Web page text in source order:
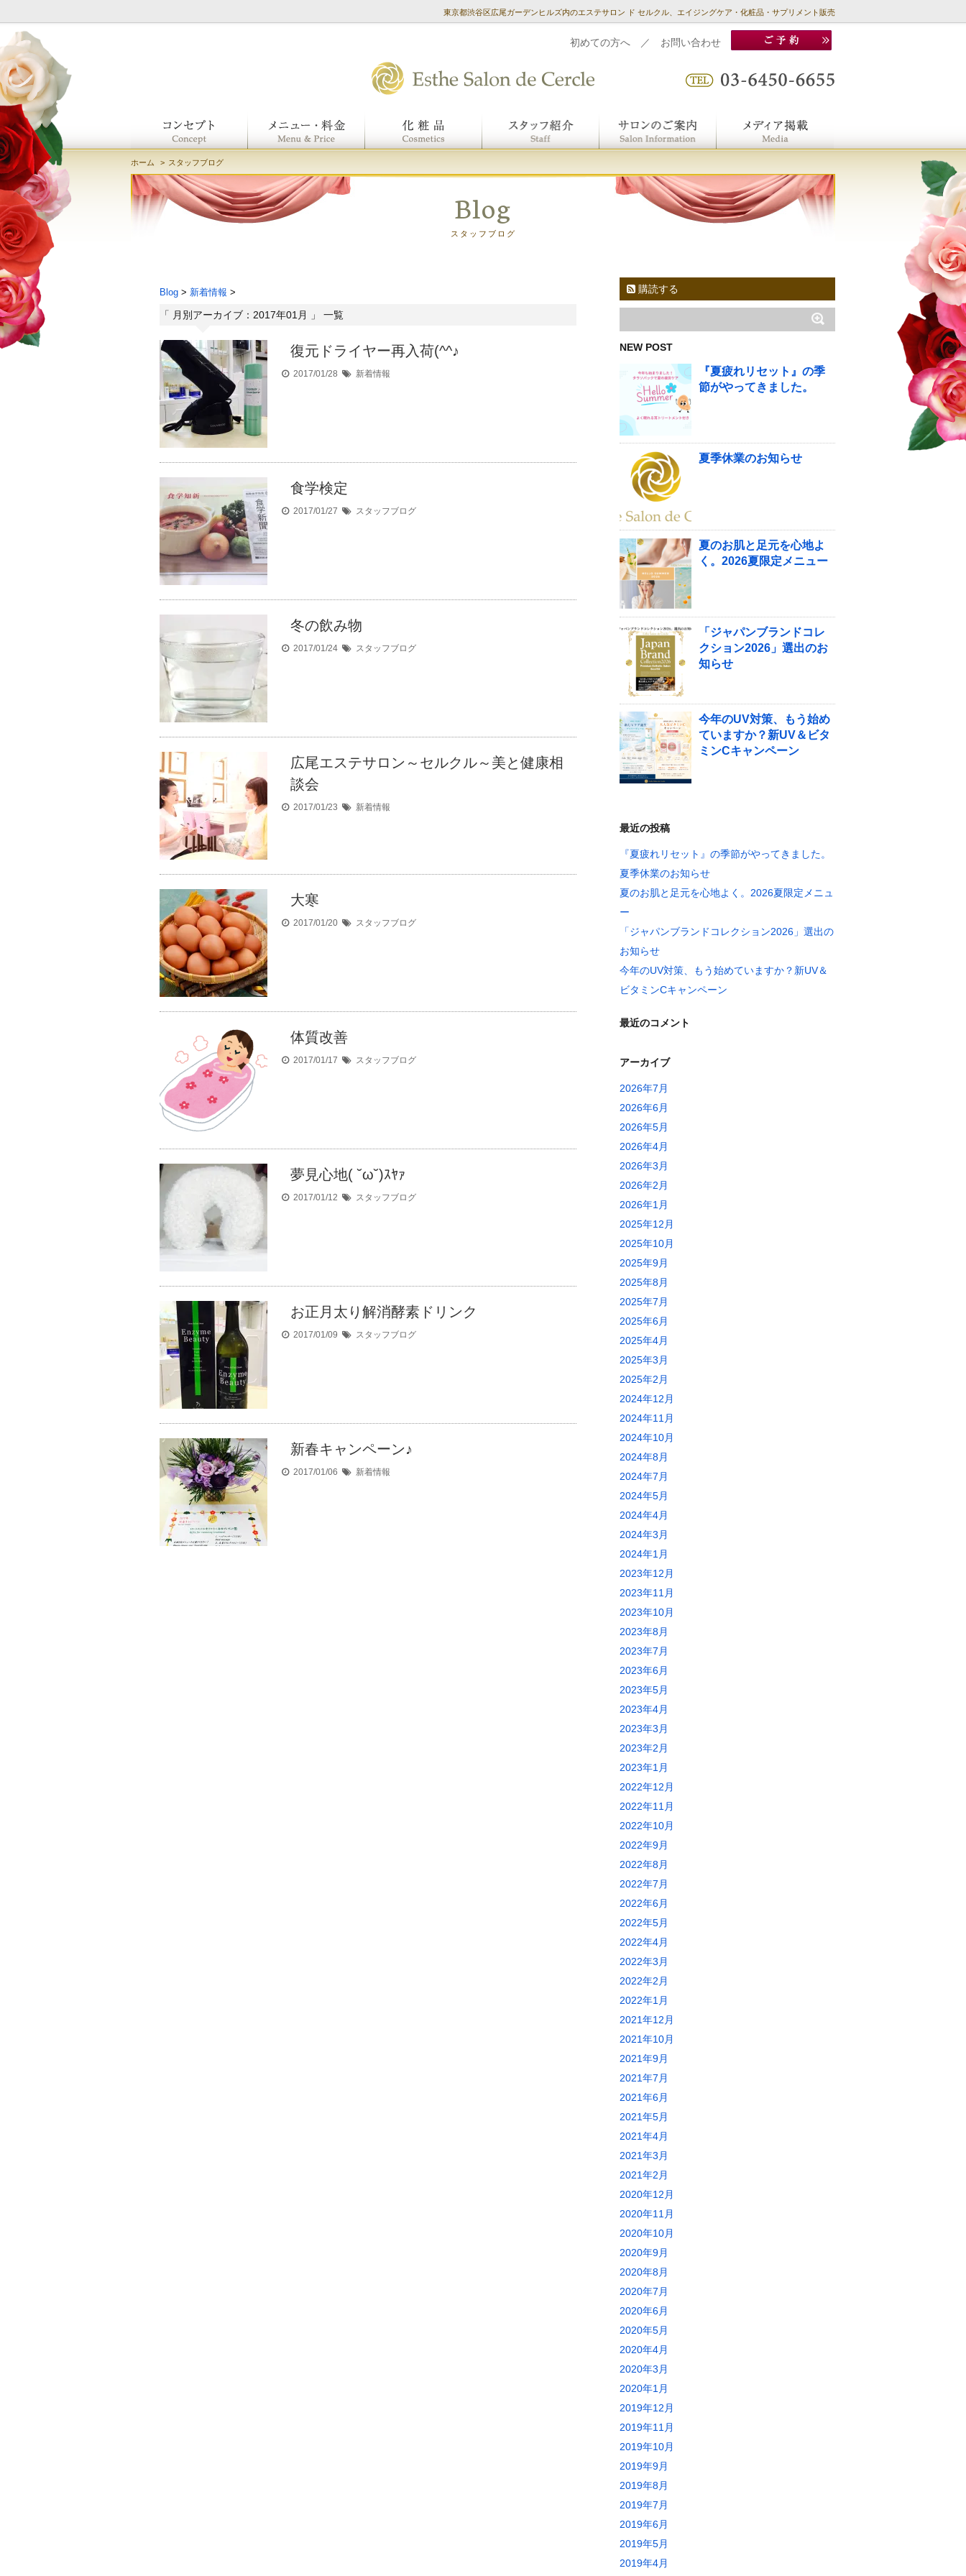
東京都渋谷区広尾ガーデンヒルズ内のエステサロン ド セルクル、エイジングケア・化粧品・サプリメント販売
初めての方へ ／ お問い合わせ
ホーム スタッフブログ
Blog
スタッフブログ
Blog > 新着情報 >
「 月別アーカイブ：2017年01月 」 一覧
復元ドライヤー再入荷(^^♪
2017/01/28 新着情報
食学検定
2017/01/27 スタッフブログ
冬の飲み物
2017/01/24 スタッフブログ
広尾エステサロン～セルクル～美と健康相
談会
2017/01/23 新着情報
大寒
2017/01/20 スタッフブログ
体質改善
2017/01/17 スタッフブログ
夢見心地( ˘ω˘)ｽﾔｧ
2017/01/12 スタッフブログ
お正月太り解消酵素ドリンク
2017/01/09 スタッフブログ
新春キャンペーン♪
2017/01/06 新着情報
購読する
NEW POST
『夏疲れリセット』の季
節がやってきました。
夏季休業のお知らせ
夏のお肌と足元を心地よ
く。2026夏限定メニュー
「ジャパンブランドコレ
クション2026」選出のお
知らせ
今年のUV対策、もう始め
ていますか？新UV＆ビタ
ミンCキャンペーン
最近の投稿
『夏疲れリセット』の季節がやってきました。
夏季休業のお知らせ
夏のお肌と足元を心地よく。2026夏限定メニュ
ー
「ジャパンブランドコレクション2026」選出の
お知らせ
今年のUV対策、もう始めていますか？新UV＆
ビタミンCキャンペーン
最近のコメント
アーカイブ
2026年7月
2026年6月
2026年5月
2026年4月
2026年3月
2026年2月
2026年1月
2025年12月
2025年10月
2025年9月
2025年8月
2025年7月
2025年6月
2025年4月
2025年3月
2025年2月
2024年12月
2024年11月
2024年10月
2024年8月
2024年7月
2024年5月
2024年4月
2024年3月
2024年1月
2023年12月
2023年11月
2023年10月
2023年8月
2023年7月
2023年6月
2023年5月
2023年4月
2023年3月
2023年2月
2023年1月
2022年12月
2022年11月
2022年10月
2022年9月
2022年8月
2022年7月
2022年6月
2022年5月
2022年4月
2022年3月
2022年2月
2022年1月
2021年12月
2021年10月
2021年9月
2021年7月
2021年6月
2021年5月
2021年4月
2021年3月
2021年2月
2020年12月
2020年11月
2020年10月
2020年9月
2020年8月
2020年7月
2020年6月
2020年5月
2020年4月
2020年3月
2020年1月
2019年12月
2019年11月
2019年10月
2019年9月
2019年8月
2019年7月
2019年6月
2019年5月
2019年4月